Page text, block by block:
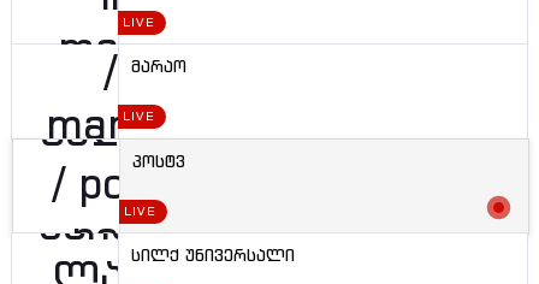
LIVE
მარაო
LIVE
პოსტვ
LIVE
სილქ უნივერსალი